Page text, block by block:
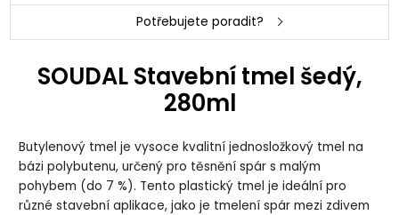
Potřebujete poradit?
SOUDAL Stavební tmel šedý,
280ml
Butylenový tmel je vysoce kvalitní jednosložkový tmel na
bázi polybutenu, určený pro těsnění spár s malým
pohybem (do 7 %). Tento plastický tmel je ideální pro
různé stavební aplikace, jako je tmelení spár mezi zdivem